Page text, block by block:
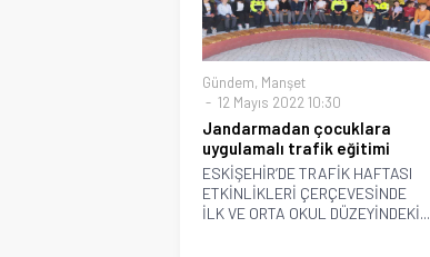
Gündem, Manşet
12 Mayıs 2022 10:30
Jandarmadan çocuklara
uygulamalı trafik eğitimi
ESKİŞEHİR’DE TRAFİK HAFTASI
ETKİNLİKLERİ ÇERÇEVESİNDE
İLK VE ORTA OKUL DÜZEYİNDEKİ...